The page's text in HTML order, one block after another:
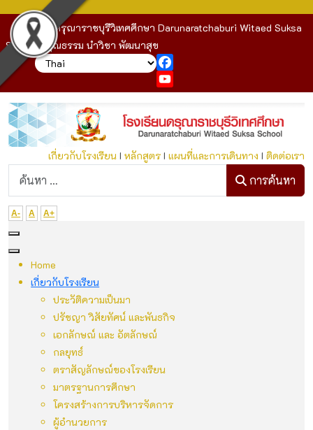
โรงเรียนดรุณาราชบุรีวิเทศศึกษา Darunaratchaburi Witaed Suksa
School : คุณธรรม นำวิชา พัฒนาสุข
YouTube
เกี่ยวกับโรงเรียนI หลักสูตรI แผนที่และการเดินทาง I ติดต่อเรา
ก
การค้นหา
A- A A+
Home
เกี่ยวกับโรงเรียน
ประวัติความเป็นมา
ปรัชญา วิสัยทัศน์ และพันธกิจ
เอกลักษณ์ และ อัตลักษณ์
กลยุทธ์
ตราสัญลักษณ์ของโรงเรียน
มาตรฐานการศึกษา
โครงสร้างการบริหารจัดการ
ผู้อำนวยการ